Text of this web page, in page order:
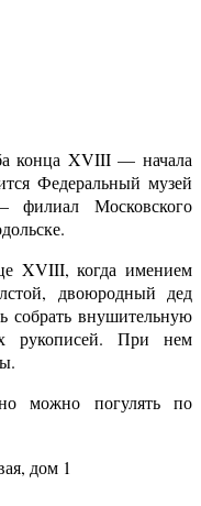
конца XVIII — начала
Федеральный музей
филиал Московского
XVIII, когда имением
двоюродный дед
собрать внушительную
рукописей. При нем
можно погулять по
дом 1